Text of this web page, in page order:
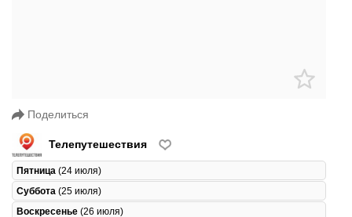
Поделиться
Телепутешествия
Пятница (24 июля)
Суббота (25 июля)
Воскресенье (26 июля)